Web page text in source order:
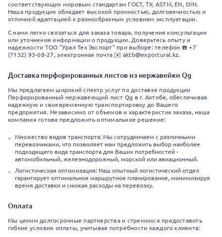
соответствующих мировым стандартам ГОСТ, ТУ, ASTM, EN, DIN.
Наша продукция обладает высокой прочностью, долговечностью и
отличной адаптацией к разнообразным условиям эксплуатации.
С нами легко связаться для заказа товара, получения консультации
или уточнения информации о продукции. Доверьтесь опыту и
надежности ТОО "Урал Тех Экспорт" при выборе: телефон ☎️ +7
(7132) 93-08-27, электронная почта ✉️ aktb@exportural.kz.
Доставка перфорированных листов из нержавейки Qg
Мы предлагаем широкий спектр услуг по доставке продукции
Перфорированный нержавеющий лист Qg в г. Актобе, обеспечивая
надежную и своевременную транспортировку до Вашего
предприятия. Независимо от объемов и характеристик заказа, наша
компания готова предложить оптимальное решение:
Множество видов транспорта: Мы сотрудничаем с различными
перевозчиками, что позволяет нам предложить выбор наиболее
подходящего вида транспорта для Ваших потребностей -
автомобильный, железнодорожный, морской или авиационный.
Логистическая оптимизация: Наш опытный логистический отдел
гарантирует оптимальное маршрутное планирование, минимизируя
время доставки и снижая расходы на перевозку.
Оплата
Мы ценим долгосрочные партнерства и стремимся предоставить
гибкие условия оплаты, учитывая потребности каждого клиента: